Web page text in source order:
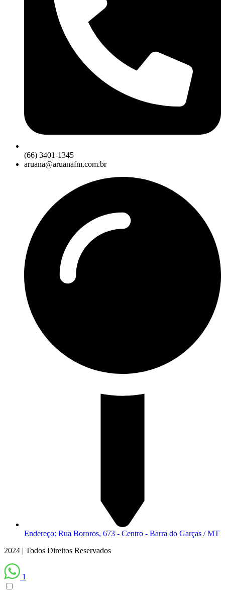
(66) 3401-1345
aruana@aruanafm.com.br
Endereço: Rua Bororos, 673 - Centro - Barra do Garças / MT
2024 | Todos Direitos Reservados
1